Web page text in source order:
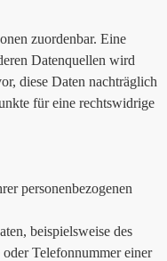
zuordenbar. Eine
Datenquellen wird
diese Daten nachträglich
für eine rechtswidrige
personenbezogenen
beispielsweise des
Telefonnummer einer